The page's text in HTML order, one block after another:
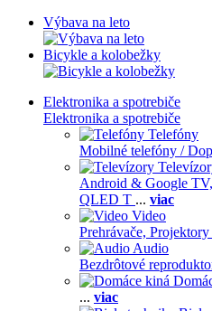
Výbava na leto
Bicykle a kolobežky
Elektronika a spotrebiče
Elektronika a spotrebiče
Telefóny
Mobilné telefóny /
Android & Google TV,
QLED T ... viac
Video
Prehrávače, Projektory
Audio
Bezdrôtové
... viac